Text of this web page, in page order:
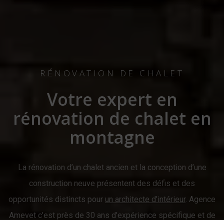
RÉNOVATION DE CHALET
Votre expert en
rénovation de chalet en
montagne
La rénovation d’un chalet ancien et la conception d’une
construction neuve présentent des défis et des
opportunités distincts pour un architecte d’intérieur. Agence
Amevet c’est près de 30 ans d’expérience spécifique et de